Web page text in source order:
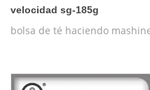
velocidad sg-185g
bolsa de té haciendo